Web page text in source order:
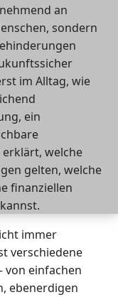
an
sondern
im Alltag, wie
ein
welche
gelten, welche
finanziellen
immer
verschiedene
von einfachen
ebenerdigen